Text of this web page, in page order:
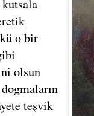
o bir
olsun
teşvik